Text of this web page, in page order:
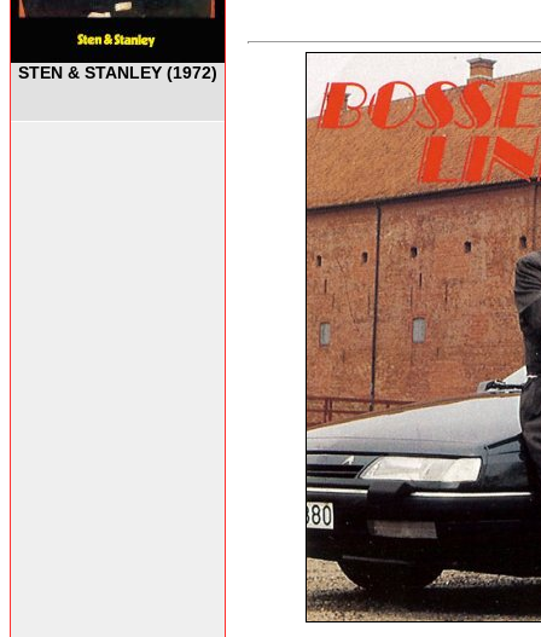
STEN & STANLEY (1972)